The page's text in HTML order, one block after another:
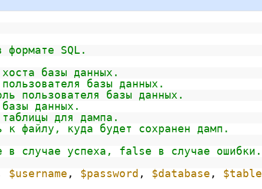
формате SQL.
базы данных.
базы данных.
пользователя базы данных.
данных.
для дампа.
файлу, куда будет сохранен дамп.
случае успеха, false в случае ошибки.
$username , $password , $database , $table